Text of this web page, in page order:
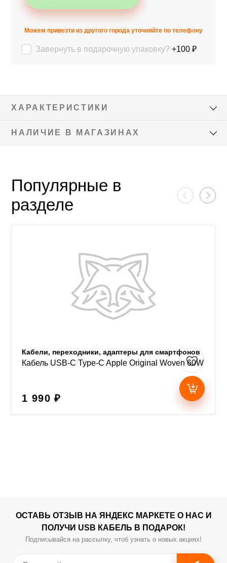
Можем привезти из другого города уточняйте по телефону
Завернуть в подарочную упаковку? +100 ₽
ХАРАКТЕРИСТИКИ
НАЛИЧИЕ В МАГАЗИНАХ
Популярные в
разделе
Кабели, переходники, адаптеры для смартфонов
Кабель USB-C Type-C Apple Original Woven 60W
1 990 ₽
ОСТАВЬ ОТЗЫВ НА ЯНДЕКС МАРКЕТЕ О НАС И
ПОЛУЧИ USB КАБЕЛЬ В ПОДАРОК!
Подписывайся на рассылку, чтоб узнать о новых акциях!